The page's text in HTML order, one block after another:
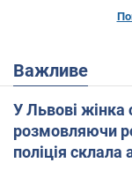
Важливе
У Львові жінка
розмовляючи
поліція склала